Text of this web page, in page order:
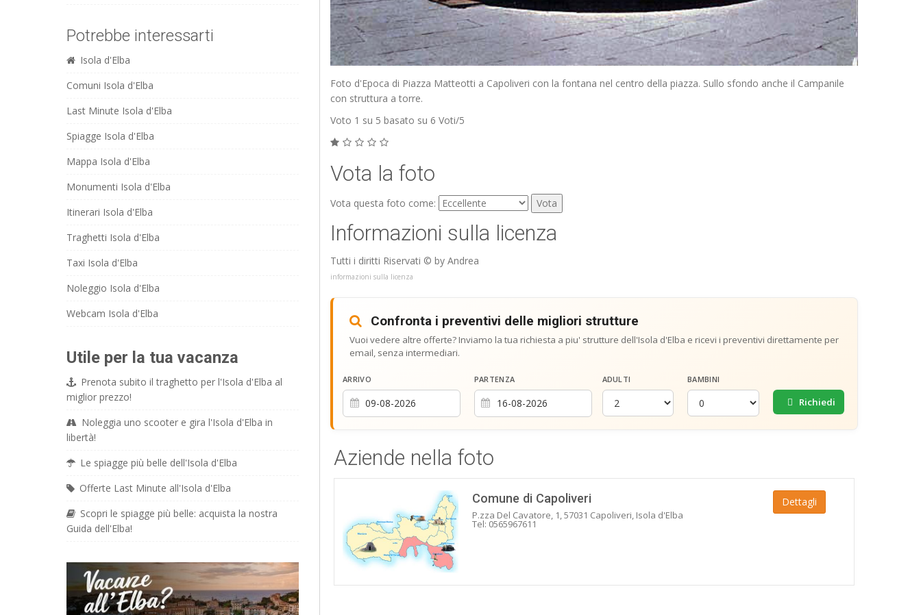
Potrebbe interessarti
Isola d'Elba
Comuni Isola d'Elba
Last Minute Isola d'Elba
Spiagge Isola d'Elba
Mappa Isola d'Elba
Monumenti Isola d'Elba
Itinerari Isola d'Elba
Traghetti Isola d'Elba
Taxi Isola d'Elba
Noleggio Isola d'Elba
Webcam Isola d'Elba
Utile per la tua vacanza
Prenota subito il traghetto per l'Isola d'Elba al
miglior prezzo!
Noleggia uno scooter e gira l'Isola d'Elba in
libertà!
Le spiagge più belle dell'Isola d'Elba
Offerte Last Minute all'Isola d'Elba
Scopri le spiagge più belle: acquista la nostra
Guida dell'Elba!
Foto d'Epoca di Piazza Matteotti a Capoliveri con la fontana nel centro della piazza. Sullo sfondo anche il Campanile
con struttura a torre.
Voto 1 su 5 basato su 6 Voti/5
Vota la foto
Vota questa foto come:
Informazioni sulla licenza
Tutti i diritti Riservati © by Andrea
informazioni sulla licenza
Confronta i preventivi delle migliori strutture
Vuoi vedere altre offerte? Inviamo la tua richiesta a piu' strutture dell'Isola d'Elba e ricevi i preventivi direttamente per
email, senza intermediari.
ARRIVO PARTENZA ADULTI BAMBINI
Richiedi
Aziende nella foto
Comune di Capoliveri
P.zza Del Cavatore, 1, 57031 Capoliveri, Isola d'Elba
Tel: 0565967611
Dettagli